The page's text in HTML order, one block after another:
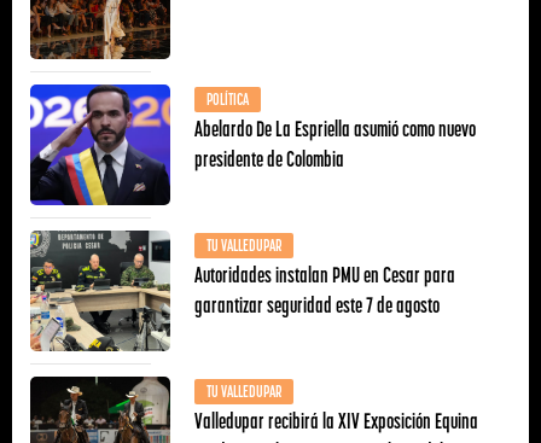
POLÍTICA
Abelardo De La Espriella asumió como nuevo
presidente de Colombia
TU VALLEDUPAR
Autoridades instalan PMU en Cesar para
garantizar seguridad este 7 de agosto
TU VALLEDUPAR
Valledupar recibirá la XIV Exposición Equina